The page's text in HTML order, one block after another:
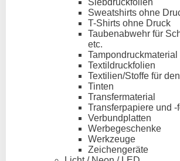
Siebdruckfolien
Sweatshirts ohne
T-Shirts ohne Druck
Taubenabwehr für
etc.
Tampondruckmaterial
Textildruckfolien
Textilien/Stoffe für
Tinten
Transfermaterial
Transferpapiere und -
Verbundplatten
Werbegeschenke
Werkzeuge
Zeichengeräte